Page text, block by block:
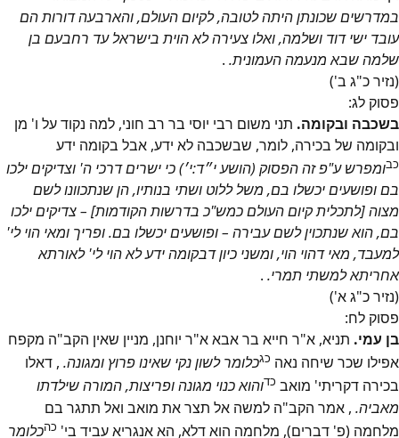
במדרשים שכונתן היתה לטובה, לקיום העולם, והארבעה דורות הם
עובד ישי דוד ושלמה, ואלו צעירה לא הוית בישראל עד רחבעם בן
שלמה שבא מנעמה העמונית. .
(נזיר כ"ג ב')
פסוק לג:
בשכבה ובקומה. תני משום רבי יוסי בר רב חוני, למה נקוד על ו' מן
ובקומה של בכירה, לומר, שבשכבה לא ידע, אבל בקומה ידע
כבומפרש ע"פ זה הפסוק (הושע י״ד:י׳) כי ישרים דרכי ה' וצדיקים ילכו
בם ופושעים יכשלו בם, משל ללוט ושתי בנותיו, הן שנתכוונו לשם
מצוה [לתכלית קיום העולם כמש"כ בדרשות הקודמות] – צדיקים ילכו
בם, הוא שנתכוין לשם עבירה – ופושעים יכשלו בם. ופריך ומאי הוי לי'
למעבד, מאי דהוי הוי, ומשני כיון דבקומה ידע לא הוי לי' לאורתא
אחריתא למשתי תמרי. .
(נזיר כ"ג א')
פסוק לח:
בן עמי. תניא, א"ר חייא בר אבא א"ר יוחנן, מניין שאין הקב"ה מקפח
אפילו שכר שיחה נאה כגכלומר לשון נקי שאינו פרוץ ומגונה. , דאלו
בכירה דקריתי' מואב כדוהוא כנוי מגונה ופריצות, המורה שילדתו
מאביה. , אמר הקב"ה למשה אל תצר את מואב ואל תתגר בם
מלחמה (פ' דברים), מלחמה הוא דלא, הא אנגריא עביד בי' כהכלומר